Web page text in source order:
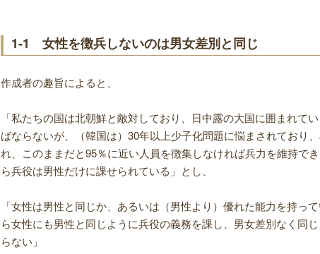
1-1 女性を徴兵しないのは男女差別と同じ
作成者の趣旨によると、
「私たちの国は北朝鮮と敵対しており、日中露の大国に囲まれて
ばならないが、（韓国は）30年以上少子化問題に悩まされており
れ、このままだと95％に近い人員を徴集しなければ兵力を維持で
ら兵役は男性だけに課せられている」とし、
「女性は男性と同じか、あるいは（男性より）優れた能力を持っ
ら女性にも男性と同じように兵役の義務を課し、男女差別なく同
らない」